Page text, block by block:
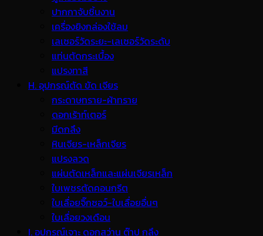
ปากกาจับชิ้นงาน
เครื่องยิงกล่องใช้ลม
เลเซอร์วัดระยะ-เลเซอร์วัดระดับ
แท่นตัดกระเบื้อง
แปรงทาสี
H. อุปกรณ์ตัด ขัด เจียร
กระดาษทราย-ผ้าทราย
ดอกเร้าท์เตอร์
มีดกลึง
หินเจียร-เหล็กเจียร
แปรงลวด
แผ่นตัดเหล็กและแผ่นเจียรเหล็ก
ใบเพชรตัดคอนกรีต
ใบเลื่อยจิ๊กซอว์-ใบเลื่อยอื่นๆ
ใบเลื่อยวงเดือน
I. อุปกรณ์เจาะ ดอกสว่าน ต๊าป กลึง